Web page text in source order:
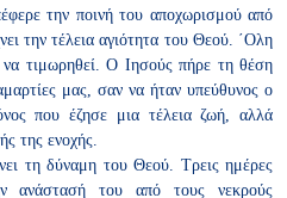
την ποινή του αποχωρισμού από
την τέλεια αγιότητα του Θεού. ΄Ολη
τιμωρηθεί. Ο Ιησούς πήρε τη θέση
μας, σαν να ήταν υπεύθυνος ο
που έζησε μια τέλειαζωή, αλλά
της ενοχής.
τη δύναμη του Θεού. Τρεις ημέρες
του από τους νεκρούς